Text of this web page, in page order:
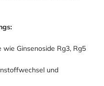
Ginsenoside Rg3, Rg5
und